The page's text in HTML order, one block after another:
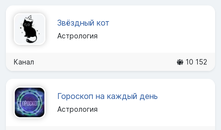
Звёздный кот
Астрология
Канал 10 152
Гороскоп на каждый день
Астрология